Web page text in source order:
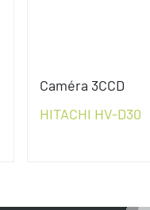
Caméra 3CCD
HITACHI HV-D30